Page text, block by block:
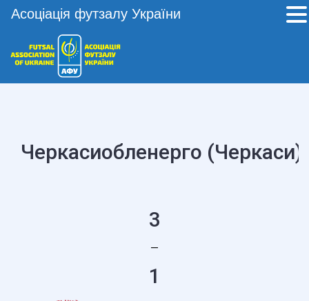
Черкасиобленерго (Черкаси)
3
—
1
Асоціація футзалу України